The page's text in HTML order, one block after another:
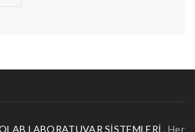
LABORATUVAR SİSTEMLERİ . Her